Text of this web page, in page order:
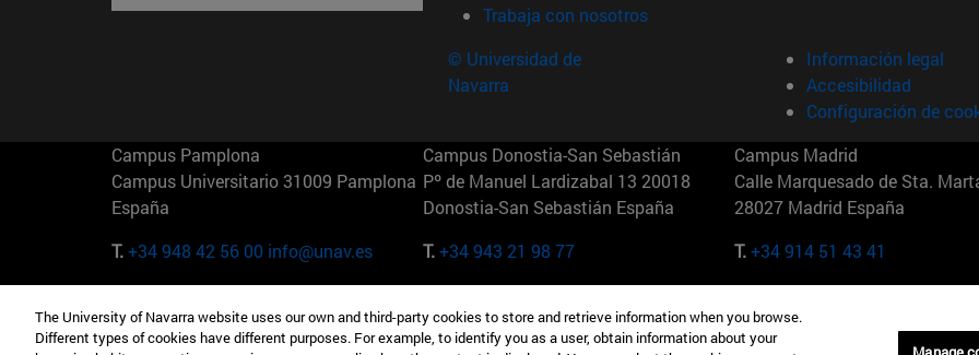
Trabaja con nosotros(abre en nueva ventana)
© Universidad de
Navarra
Información legal
Accesibilidad
Configuración de
Campus Pamplona
Campus Universitario 31009 Pamplona
España
T.+34 948 42 56 00 info@unav.es
Campus Donostia-San Sebastián
Pº de Manuel Lardizabal 13 20018
Donostia-San Sebastián España
T.+34 943 21 98 77
Campus Madrid
Calle Marquesado de Sta.
28027 Madrid España
T.+34 914 51 43 41
Camino del Cerro Águila 3 28023
Madrid España
165 W 57th St 10019-2201 Nueva York
EE.UU
Maria-Theresia-Straße 15
Múnich Alemania
The University of Navarra website uses our own and third-party cookies to store and retrieve information when you browse.
Different types of cookies have different purposes. For example, to identify you as a user, obtain information about your